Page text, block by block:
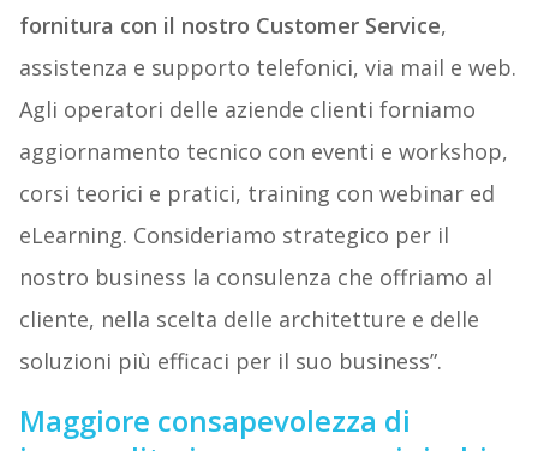
fornitura con il nostro Customer Service,
assistenza e supporto telefonici, via mail e web.
Agli operatori delle aziende clienti forniamo
aggiornamento tecnico con eventi e workshop,
corsi teorici e pratici, training con webinar ed
eLearning. Consideriamo strategico per il
nostro business la consulenza che offriamo al
cliente, nella scelta delle architetture e delle
soluzioni più efficaci per il suo business”.
Maggiore consapevolezza di